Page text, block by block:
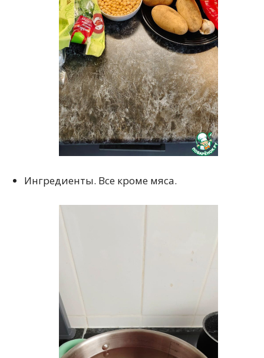
Ингредиенты. Все кроме мяса.